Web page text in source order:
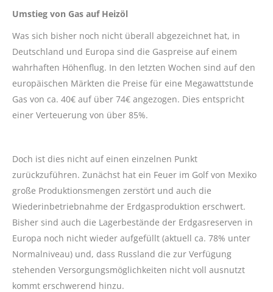
Umstieg von Gas auf Heizöl
Was sich bisher noch nicht überall abgezeichnet hat, in
Deutschland und Europa sind die Gaspreise auf einem
wahrhaften Höhenflug. In den letzten Wochen sind auf den
europäischen Märkten die Preise für eine Megawattstunde
Gas von ca. 40€ auf über 74€ angezogen. Dies entspricht
einer Verteuerung von über 85%.
Doch ist dies nicht auf einen einzelnen Punkt
zurückzuführen. Zunächst hat ein Feuer im Golf von Mexiko
große Produktionsmengen zerstört und auch die
Wiederinbetriebnahme der Erdgasproduktion erschwert.
Bisher sind auch die Lagerbestände der Erdgasreserven in
Europa noch nicht wieder aufgefüllt (aktuell ca. 78% unter
Normalniveau) und, dass Russland die zur Verfügung
stehenden Versorgungsmöglichkeiten nicht voll ausnutzt
kommt erschwerend hinzu.